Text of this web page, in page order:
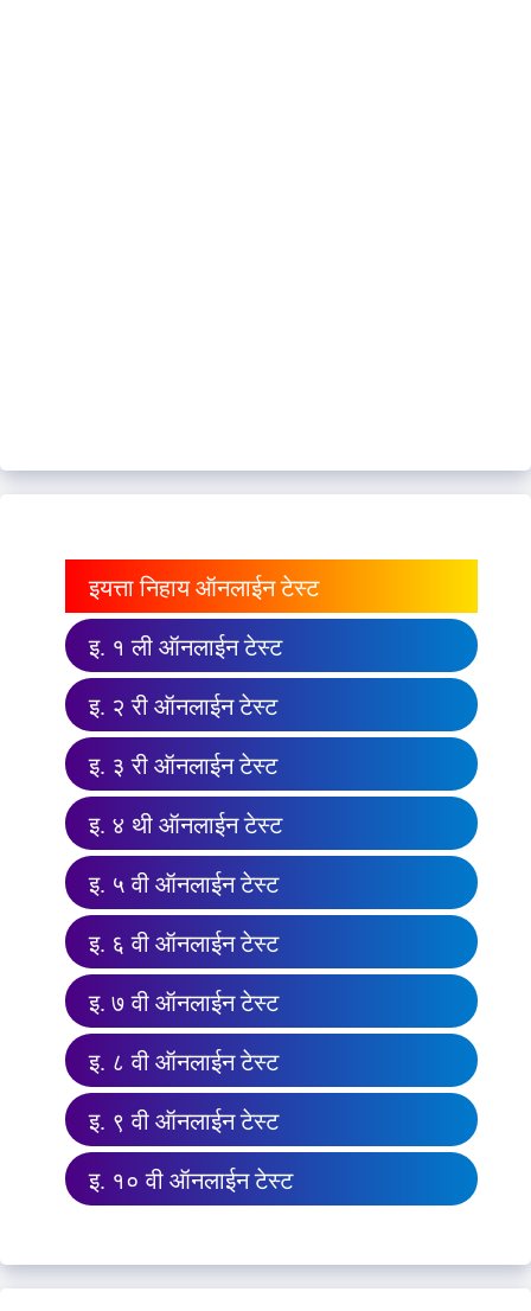
इयत्ता निहाय ऑनलाईन टेस्ट
इ. १ ली ऑनलाईन टेस्ट
इ. २ री ऑनलाईन टेस्ट
इ. ३ री ऑनलाईन टेस्ट
इ. ४ थी ऑनलाईन टेस्ट
इ. ५ वी ऑनलाईन टेस्ट
इ. ६ वी ऑनलाईन टेस्ट
इ. ७ वी ऑनलाईन टेस्ट
इ. ८ वी ऑनलाईन टेस्ट
इ. ९ वी ऑनलाईन टेस्ट
इ. १० वी ऑनलाईन टेस्ट